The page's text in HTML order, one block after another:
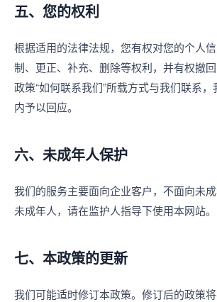
五、您的权利
根据适用的法律法规，您有权对您的个人
制、更正、补充、删除等权利，并有权撤
政策“如何联系我们”所载方式与我们联系
内予以回应。
六、未成年人保护
我们的服务主要面向企业客户，不面向未
未成年人，请在监护人指导下使用本网站。
七、本政策的更新
我们可能适时修订本政策。修订后的政策